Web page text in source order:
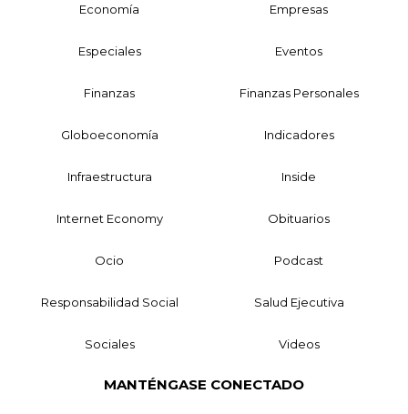
Economía Empresas
Especiales Eventos
Finanzas Finanzas Personales
Globoeconomía Indicadores
Infraestructura Inside
Internet Economy Obituarios
Ocio Podcast
Responsabilidad Social Salud Ejecutiva
Sociales Videos
MANTÉNGASE CONECTADO